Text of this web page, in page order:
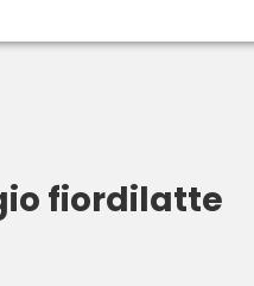
fiordilatte